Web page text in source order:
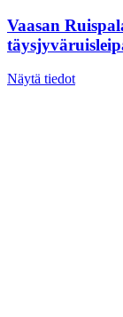
Vaasan
Näytä tiedot